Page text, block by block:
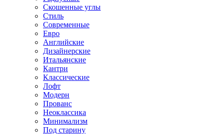
Скошенные углы
Стиль
Современные
Евро
Английские
Дизайнерские
Итальянские
Кантри
Классические
Лофт
Модерн
Прованс
Неоклассика
Минимализм
Под старину